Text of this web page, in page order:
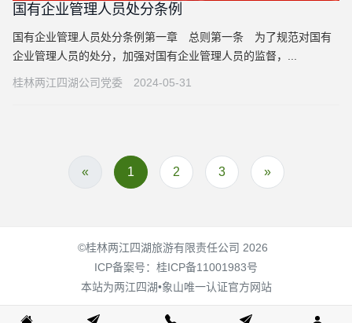
国有企业管理人员处分条例
国有企业管理人员处分条例第一章 总则第一条 为了规范对国有
企业管理人员的处分，加强对国有企业管理人员的监督，...
桂林两江四湖公司党委 2024-05-31
« 1 2 3 »
©桂林两江四湖旅游有限责任公司 2026
ICP备案号： 桂ICP备11001983号
本站为两江四湖•象山唯一认证官方网站